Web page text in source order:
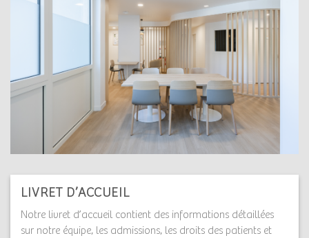
LIVRET D’ACCUEIL
Notre livret d’accueil contient des informations détaillées
sur notre équipe, les admissions, les droits des patients et